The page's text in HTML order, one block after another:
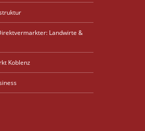
Landwirte &
Koblenz